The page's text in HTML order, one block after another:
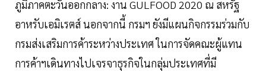
ภูมิภาคตะวันออกกลาง: งาน GULFOOD 2020 ณ สหรัฐ
อาหรับเอมิเรตส์ นอกจากนี้ กรมฯ ยังมีแผนกิจกรรมร่วมกับ
กรมส่งเสริมการค้าระหว่างประเทศ ในการจัดคณะผู้แทน
การค้าฯเดินทางไปเจรจาธุรกิจในกลุ่มประเทศที่มี